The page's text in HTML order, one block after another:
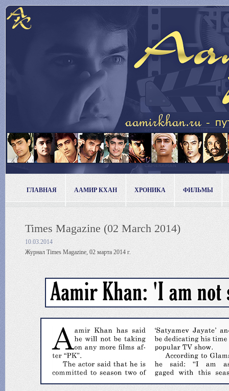
ГЛАВНАЯ ААМИР КХАН ХРОНИКА ФИЛЬМЫ
Times Magazine (02 March 2014)
10.03.2014
Журнал Times Magazine, 02 марта 2014 г.